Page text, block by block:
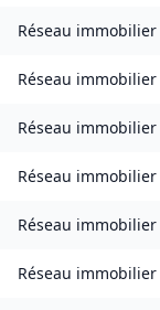
Réseau immobilier
Réseau immobilier
Réseau immobilier
Réseau immobilier
Réseau immobilier
Réseau immobilier